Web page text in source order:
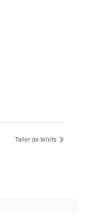
Taller de teixits